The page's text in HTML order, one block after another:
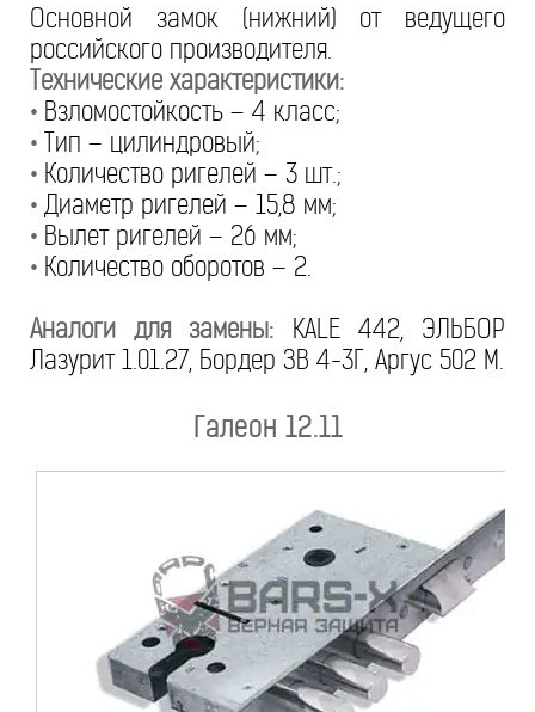
Основной замок (нижний) от ведущего
российского производителя.
Технические характеристики:
• Взломостойкость – 4 класс;
• Тип – цилиндровый;
• Количество ригелей – 3 шт.;
• Диаметр ригелей – 15,8 мм;
• Вылет ригелей – 26 мм;
• Количество оборотов – 2.
Аналоги для замены: KALE 442, ЭЛЬБОР
Лазурит 1.01.27, Бордер ЗВ 4-3Г, Аргус 502 М.
Галеон 12.11